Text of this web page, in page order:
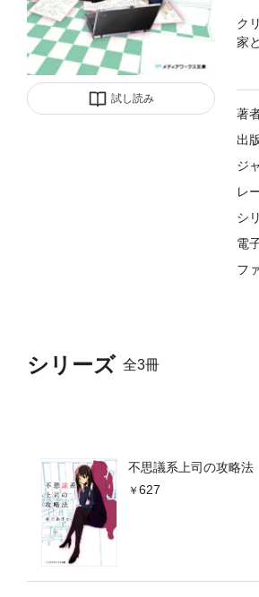
試し読み
シリーズ 全3冊
不思議系上司の攻略法
627
ク
家
作
り
著
出
ジ
レ
シ
電
フ